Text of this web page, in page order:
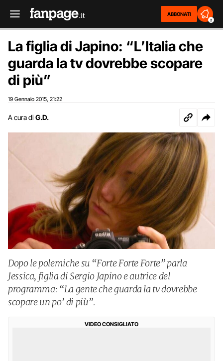
ABBONATI
2
La figlia di Japino: “L’Italia che
guarda la tv dovrebbe scopare
di più”
19 Gennaio 2015 21:22
A cura di G.D.
Dopo le polemiche su “Forte Forte Forte” parla
Jessica, figlia di Sergio Japino e autrice del
programma: “La gente che guarda la tv dovrebbe
scopare un po’ di più”.
VIDEO CONSIGLIATO